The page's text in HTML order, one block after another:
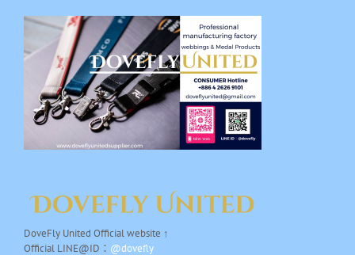
DoveFly United Official website ↑
Official LINE@ID： @dovefly